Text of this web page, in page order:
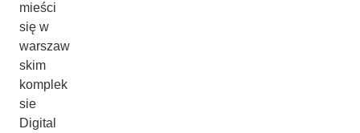
mieści
się w
warszaw
skim
komplek
sie
Digital